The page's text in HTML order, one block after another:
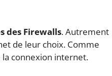
des Firewalls. Autrement
de leur choix. Comme
connexion internet.